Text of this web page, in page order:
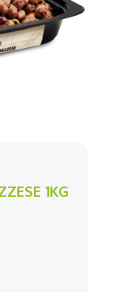
1KG